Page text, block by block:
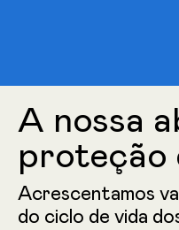
A nossa
proteção
Acrescentamos
do ciclo de vida